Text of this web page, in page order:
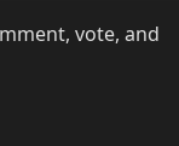
vote, and